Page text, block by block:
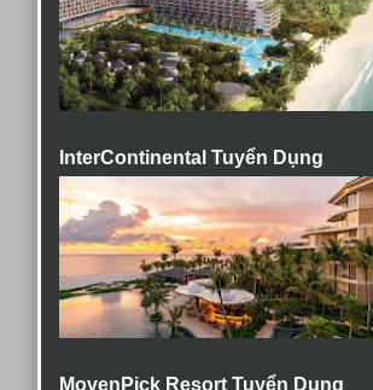
InterContinental Tuyển Dụng
MovenPick Resort Tuyển Dụng